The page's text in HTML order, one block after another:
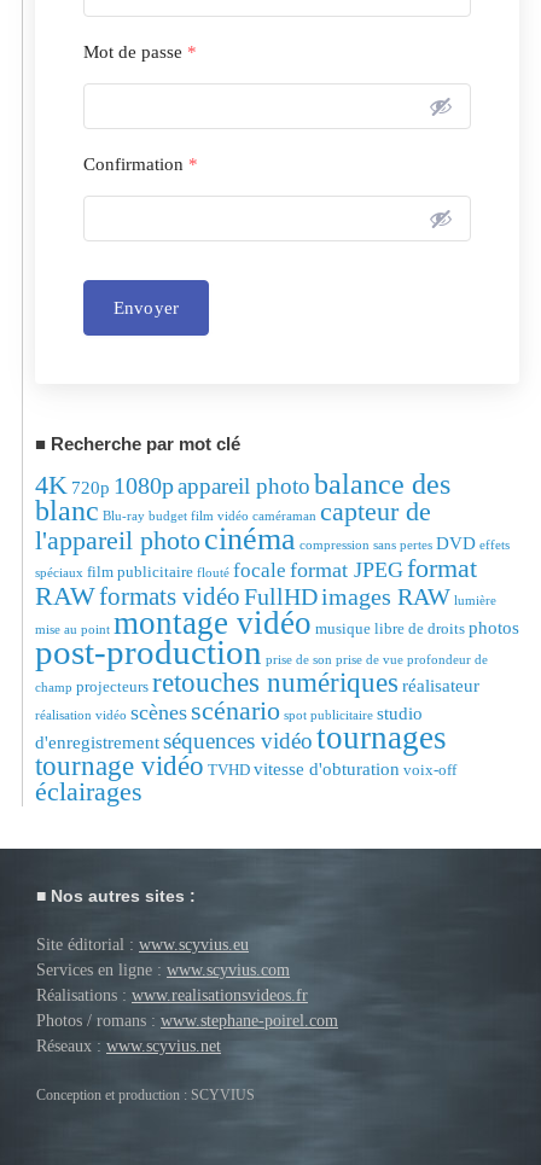
Mot de passe *
Confirmation *
Envoyer
Recherche par mot clé
4K 720p 1080pappareil photobalance des
blanc Blu-ray budget film vidéo caméraman capteur de
l'appareil photocinéma compression sans pertes DVD effets
spéciaux film publicitaire flouté focale format JPEGformat
RAWformats vidéoFullHDimages RAW lumière
mise au point montage vidéo musique libre de droits photos
post-production prise de son prise de vue profondeur de
champ projecteurs retouches numériques réalisateur
réalisation vidéo scènes scénario spot publicitaire studio
d'enregistrementséquences vidéotournages
tournage vidéo TVHD vitesse d'obturation voix-off
éclairages
Nos autres sites :
Site éditorial : www.scyvius.eu
Services en ligne : www.scyvius.com
Réalisations : www.realisationsvideos.fr
Photos / romans : www.stephane-poirel.com
Réseaux : www.scyvius.net
Conception et production : SCYVIUS